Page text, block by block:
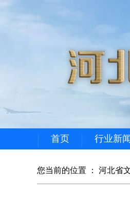
首页 行业新闻
您当前的位置 ： 河北省